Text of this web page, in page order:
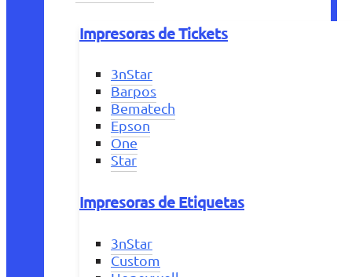
Impresoras de Tickets
3nStar
Barpos
Bematech
Epson
One
Star
Impresoras de Etiquetas
3nStar
Custom